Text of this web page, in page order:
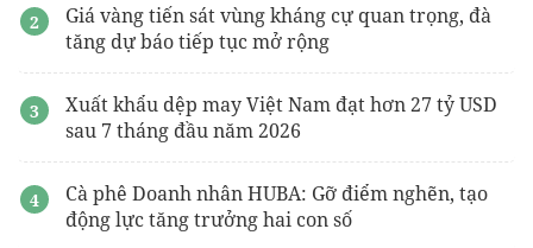
Giá vàng tiến sát vùng kháng cự quan trọng, đà
tăng dự báo tiếp tục mở rộng
Xuất khẩu dệp may Việt Nam đạt hơn 27 tỷ USD
sau 7 tháng đầu năm 2026
Cà phê Doanh nhân HUBA: Gỡ điểm nghẽn, tạo
động lực tăng trưởng hai con số